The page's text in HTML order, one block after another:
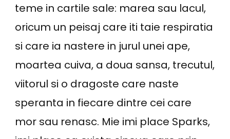
teme in cartile sale: marea sau lacul,
oricum un peisaj care iti taie respiratia
si care ia nastere in jurul unei ape,
moartea cuiva, a doua sansa, trecutul,
viitorul si o dragoste care naste
speranta in fiecare dintre cei care
mor sau renasc. Mie imi place Sparks,